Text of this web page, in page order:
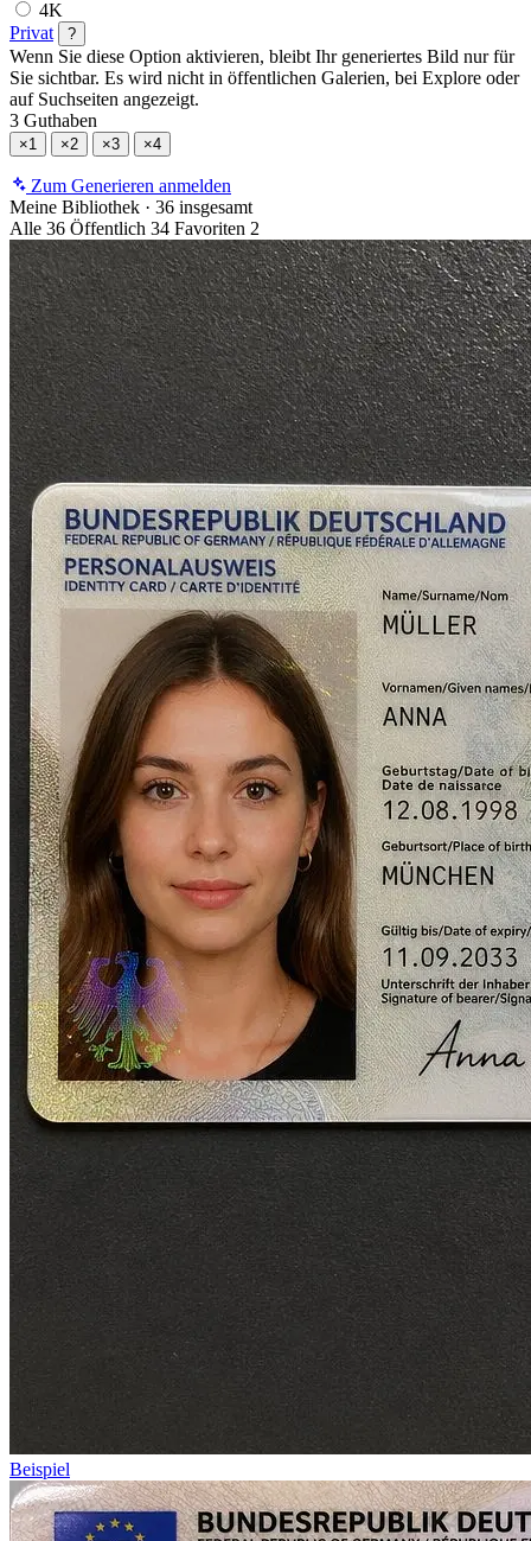
4K
Privat
?
Wenn Sie diese Option aktivieren, bleibt Ihr generiertes Bild nur für
Sie sichtbar. Es wird nicht in öffentlichen Galerien, bei Explore oder
auf Suchseiten angezeigt.
3 Guthaben
×1 ×2 ×3 ×4
Zum Generieren anmelden
Meine Bibliothek · 36 insgesamt
Alle 36 Öffentlich 34 Favoriten 2
Beispiel